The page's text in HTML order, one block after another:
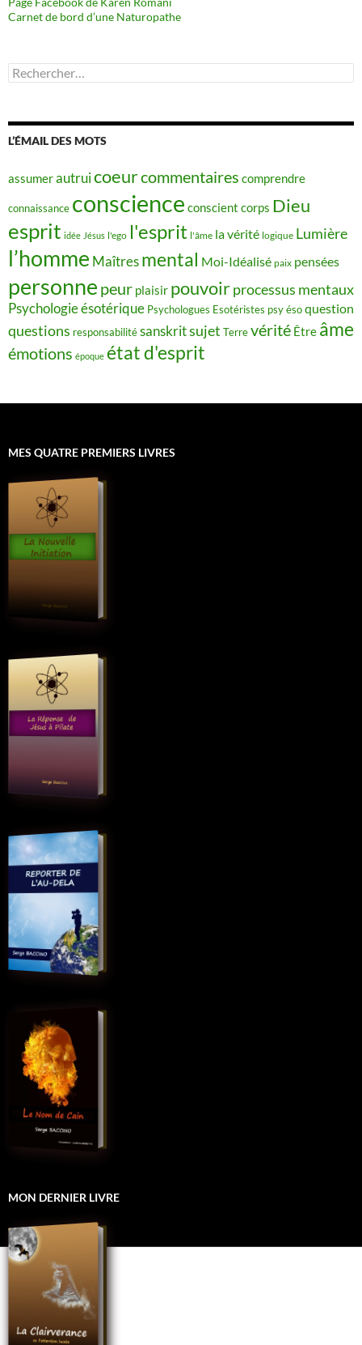
Carnet de bord d’une Naturopathe
Rechercher :
L’ÉMAIL DES MOTS
assumerautruicoeurcommentaires comprendre
connaissance conscience conscient corps Dieu
esprit idée Jésus l'ego l'esprit l'âme la vérité logique Lumière
l’homme Maîtres mental Moi-Idéalisé paix pensées
personne peur plaisir pouvoirprocessus mentaux
Psychologie ésotérique Psychologues Esotéristes psy ésoquestion
questions responsabilitésanskritsujet Terrevérité Être âme
émotions époque état d'esprit
MES QUATRE PREMIERS LIVRES
MON DERNIER LIVRE